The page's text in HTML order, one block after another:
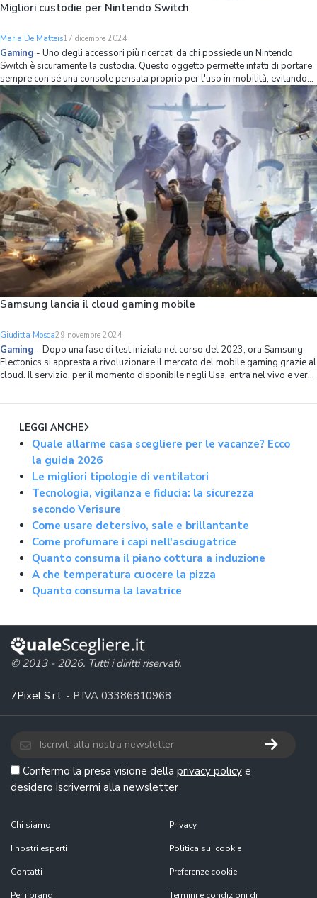
Migliori custodie per Nintendo Switch
Maria De Matteis17 dicembre 2024
Gaming - Uno degli accessori più ricercati da chi possiede un Nintendo
Switch è sicuramente la custodia. Questo oggetto permette infatti di portare
sempre con sé una console pensata proprio per l'uso in mobilità, evitando
che questa si rovini quando la si ripone nel proprio zaino o in valigia. Una
custo
Samsung lancia il cloud gaming mobile
Giuditta Mosca29 novembre 2024
Gaming - Dopo una fase di test iniziata nel corso del 2023, ora Samsung
Electonics si appresta a rivoluzionare il mercato del mobile gaming grazie al
cloud. Il servizio, per il momento disponibile negli Usa, entra nel vivo e verrà
LEGGI ANCHE
Quale allarme casa scegliere per le vacanze? Ecco
la guida 2026
Le migliori tipologie di ventilatori
Tecnologia, vigilanza e fiducia: la sicurezza
secondo Verisure
Come usare detersivo, sale e brillantante
Come profumare i capi nell'asciugatrice
Quanto consuma il piano cottura a induzione
A che temperatura cuocere la pizza
Quanto consuma la lavatrice
© 2013 - 2026. Tutti i diritti riservati.
7Pixel S.r.l. - P.IVA 03386810968
Confermo la presa visione della privacy policy e
desidero iscrivermi alla newsletter
Chi siamo
I nostri esperti
Contatti
Per i brand
Privacy
Politica sui cookie
Preferenze cookie
Termini e condizioni di